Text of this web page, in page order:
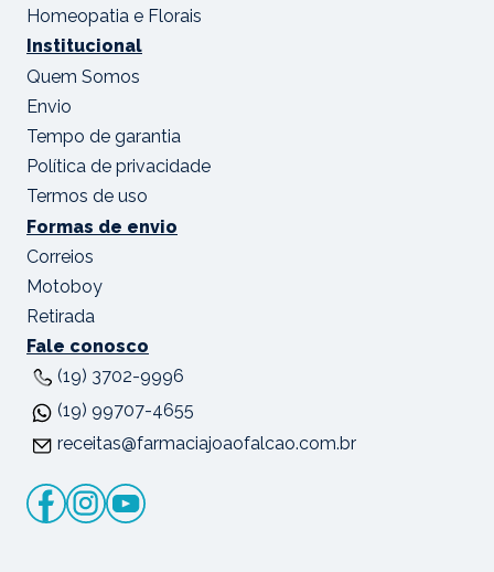
Homeopatia e Florais
Institucional
Quem Somos
Envio
Tempo de garantia
Política de privacidade
Termos de uso
Formas de envio
Correios
Motoboy
Retirada
Fale conosco
(19) 3702-9996
(19) 99707-4655
receitas@farmaciajoaofalcao.com.br